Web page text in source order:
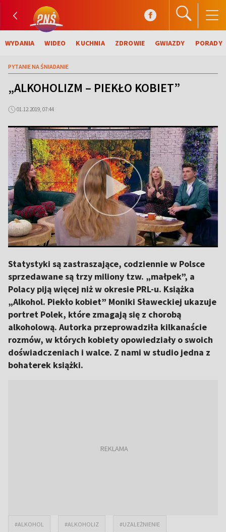
WYDANIA WIDEO KUCHNIA ZDROWIE GWIAZDY PORADY
PYTANIE NA ŚNIADANIE
„ALKOHOLIZM – PIEKŁO KOBIET”
01.12.2019, 07:44
Statystyki są zastraszające, codziennie w Polsce
sprzedawane są trzy miliony tzw. „małpek”, a
Polacy piją więcej niż w okresie PRL-u. Książka
„Alkohol. Piekło kobiet” Moniki Sławeckiej ukazuje
portret Polek, które zmagają się z chorobą
alkoholową. Autorka przeprowadziła kilkanaście
rozmów, w których kobiety opowiedziały o swoich
doświadczeniach i walce. Z nami w studio jedna z
bohaterek książki.
#ALKOHOL #ALKOHOLIZ #UZALEŻNIENIE